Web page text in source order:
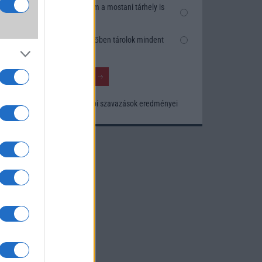
Nem, nekem a mostani tárhely is
Inkább felhőben tárolok mindent
Korábbi szavazások eredményei